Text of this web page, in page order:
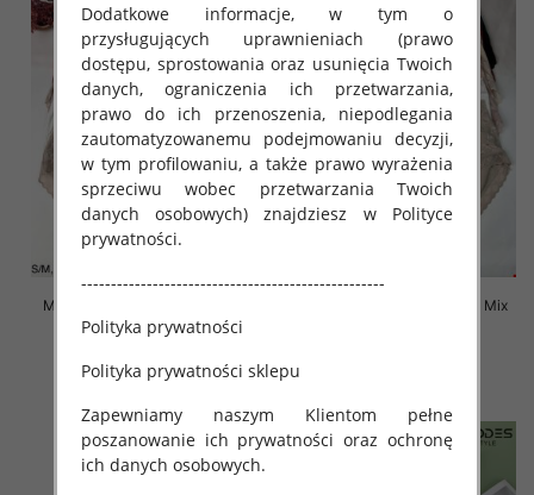
Majtki damskie Roz S-2XL, Mix
kolor Paczka 24 szt
4.80 zł
Majtki damskie Roz S-2XL, Mix
Dodatkowe informacje, w tym o
przysługujących uprawnieniach (prawo
dostępu, sprostowania oraz usunięcia Twoich
danych, ograniczenia ich przetwarzania,
prawo do ich przenoszenia, niepodlegania
zautomatyzowanemu podejmowaniu decyzji,
w tym profilowaniu, a także prawo wyrażenia
sprzeciwu wobec przetwarzania Twoich
danych osobowych) znajdziesz w Polityce
prywatności.
---------------------------------------------------
Polityka prywatności
Polityka prywatności sklepu
Zapewniamy naszym Klientom pełne
poszanowanie ich prywatności oraz ochronę
ich danych osobowych.